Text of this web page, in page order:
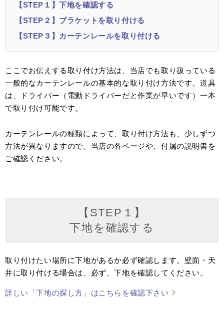
【STEP１】下地を確認する
【STEP２】ブラケットを取り付ける
【STEP３】カーテンレールを取り付ける
ここでお伝えする取り付け方法は、当店でも取り扱っている
一般的なカーテンレールの基本的な取り付け方法です。道具
は、ドライバー（電動ドライバーだと作業が早いです）一本
で取り付け可能です。
カーテンレールの種類によって、取り付け方法も、少しずつ
方法が異なりますので、当店の各ページや、付属の説明書を
ご確認ください。
【STEP１】
下地を確認する
取り付けたい場所に下地があるか必ず確認します。壁面・天
井に取り付ける場合は、必ず、下地を確認してください。
詳しい「下地の探し方」はこちらを確認下さい